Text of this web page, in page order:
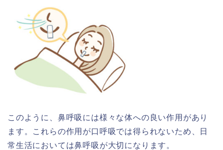
このように、鼻呼吸には様々な体への良い作用があり
ます。これらの作用が口呼吸では得られないため、日
常生活においては鼻呼吸が大切になります。